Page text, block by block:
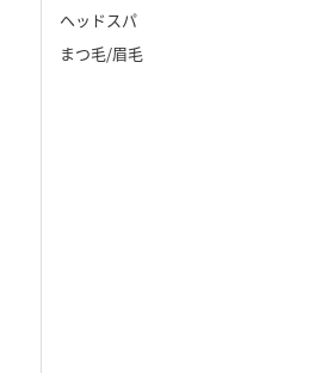
ヘッドスパ
まつ毛/眉毛